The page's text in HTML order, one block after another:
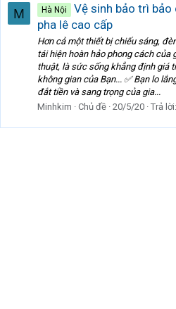
M Hà Nội
Vệ sinh bảo trì
pha lê cao cấp
Hơn cả một thiết bị chiếu sáng,
tái hiện hoàn hảo phong cách của
thuật, là sức sống khẳng định giá
không gian của Bạn... ✅ Bạn lo
đắt tiền và sang trọng của gia...
Minhkim
Chủ đề 20/5/20 Trả